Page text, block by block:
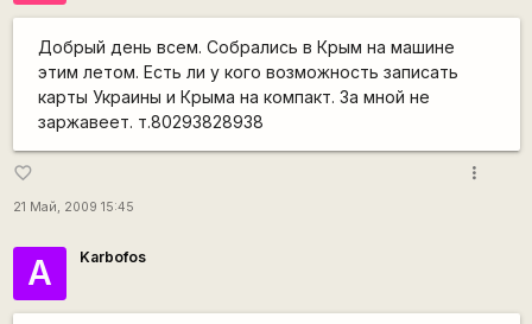
Добрый день всем. Собрались в Крым на машине
этим летом. Есть ли у кого возможность записать
карты Украины и Крыма на компакт. За мной не
заржавеет. т.80293828938
favorite_border
21 Май, 2009 15:45
more_vert
А Karbofos